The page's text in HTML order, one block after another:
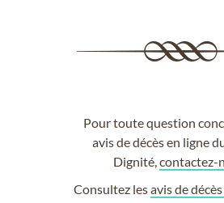
Pour toute question
avis de décès en ligne
Dignité,contactez-
Consultez lesavis de